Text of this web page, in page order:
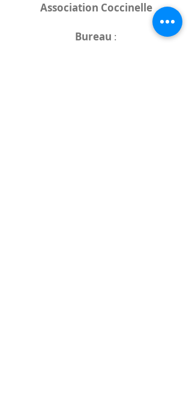
Association Coccinelle
Bureau :